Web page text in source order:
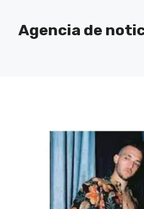
contenido
Agencia de